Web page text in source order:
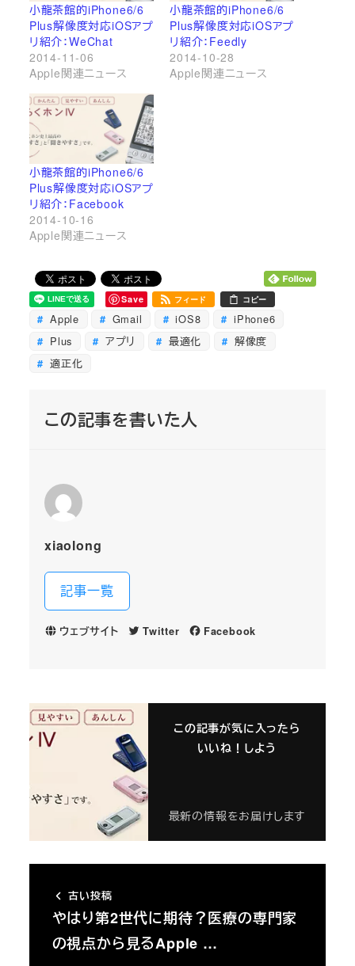
小龍茶館的iPhone6/6
Plus解像度対応iOSアプ
リ紹介：WeChat
2014-11-06
Apple関連ニュース
小龍茶館的iPhone6/6
Plus解像度対応iOSアプ
リ紹介：Feedly
2014-10-28
Apple関連ニュース
小龍茶館的iPhone6/6
Plus解像度対応iOSアプ
リ紹介：Facebook
2014-10-16
Apple関連ニュース
Save フィード コピー
Apple Gmail iOS8
iPhone6
Plus
アプリ 最適化
解像度
適正化
この記事を書いた人
xiaolong
記事一覧
ウェブサイト Twitter Facebook
この記事が気に入ったら
いいね！しよう
最新の情報をお届けします
古い投稿
やはり第2世代に期待？医療の専門家
の視点から見るApple …